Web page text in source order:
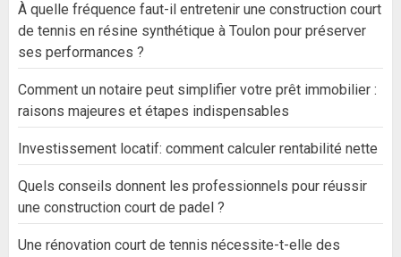
À quelle fréquence faut-il entretenir une construction court
de tennis en résine synthétique à Toulon pour préserver
ses performances ?
Comment un notaire peut simplifier votre prêt immobilier :
raisons majeures et étapes indispensables
Investissement locatif: comment calculer rentabilité nette
Quels conseils donnent les professionnels pour réussir
une construction court de padel ?
Une rénovation court de tennis nécessite-t-elle des